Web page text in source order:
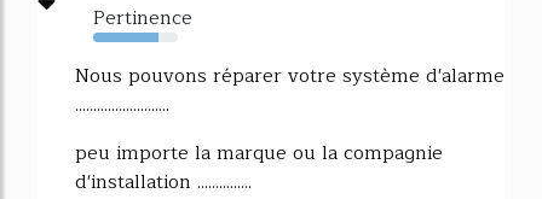
Pertinence
77%
Nous pouvons réparer votre système d'alarme
..........................
peu importe la marque ou la compagnie
d'installation ...............